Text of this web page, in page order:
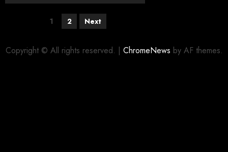
1 2 Next
Copyright © All rights reserved. | ChromeNews by AF themes.